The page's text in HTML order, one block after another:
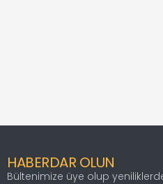
HABERDAR OLUN
Bültenimize üye olup